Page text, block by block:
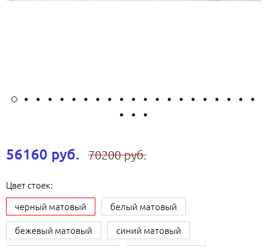
56160 руб. 70200 руб.
Цвет стоек:
черный матовый
белый матовый
бежевый матовый
синий матовый